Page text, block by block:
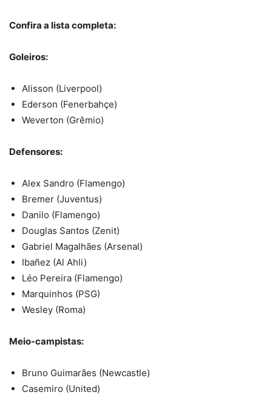
Confira a lista completa:
Goleiros:
Alisson (Liverpool)
Ederson (Fenerbahçe)
Weverton (Grêmio)
Defensores:
Alex Sandro (Flamengo)
Bremer (Juventus)
Danilo (Flamengo)
Douglas Santos (Zenit)
Gabriel Magalhães (Arsenal)
Ibañez (Al Ahli)
Léo Pereira (Flamengo)
Marquinhos (PSG)
Wesley (Roma)
Meio-campistas:
Bruno Guimarães (Newcastle)
Casemiro (United)